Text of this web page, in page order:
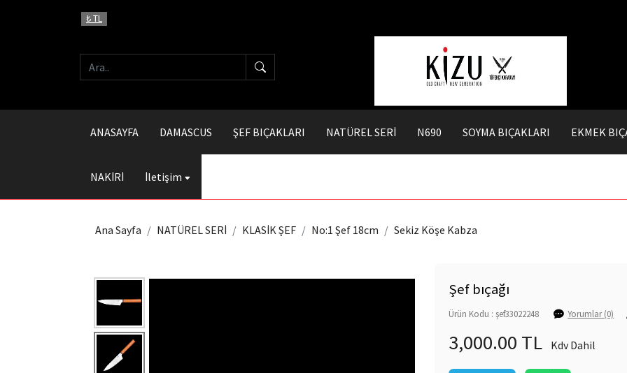
₺ TL
ANASAYFA DAMASCUS ŞEF BIÇAKLARI NATÜREL SERİ N690 SOYMA BIÇAKLARI EKMEK
NAKİRİ İletişim
Ana Sayfa NATÜREL SERİ KLASİK ŞEF No:1 Şef 18cm Sekiz Köşe Kabza
Şef bıçağı
Ürün Kodu : şef33022248 Yorumlar (0)
3,000.00 TL Kdv Dahil